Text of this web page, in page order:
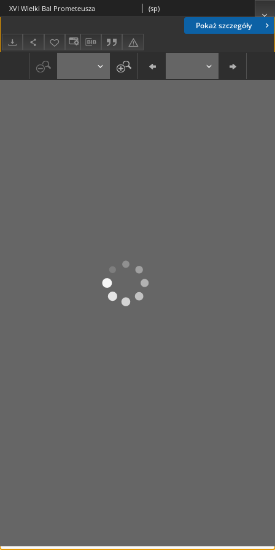
Pokaż szczegóły
XVI Wielki Bal Prometeusza (sp)